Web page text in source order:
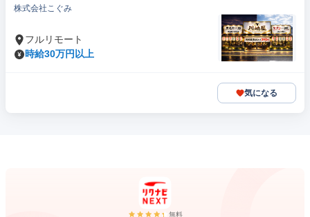
株式会社こぐみ
フルリモート
時給30万円以上
気になる
無料